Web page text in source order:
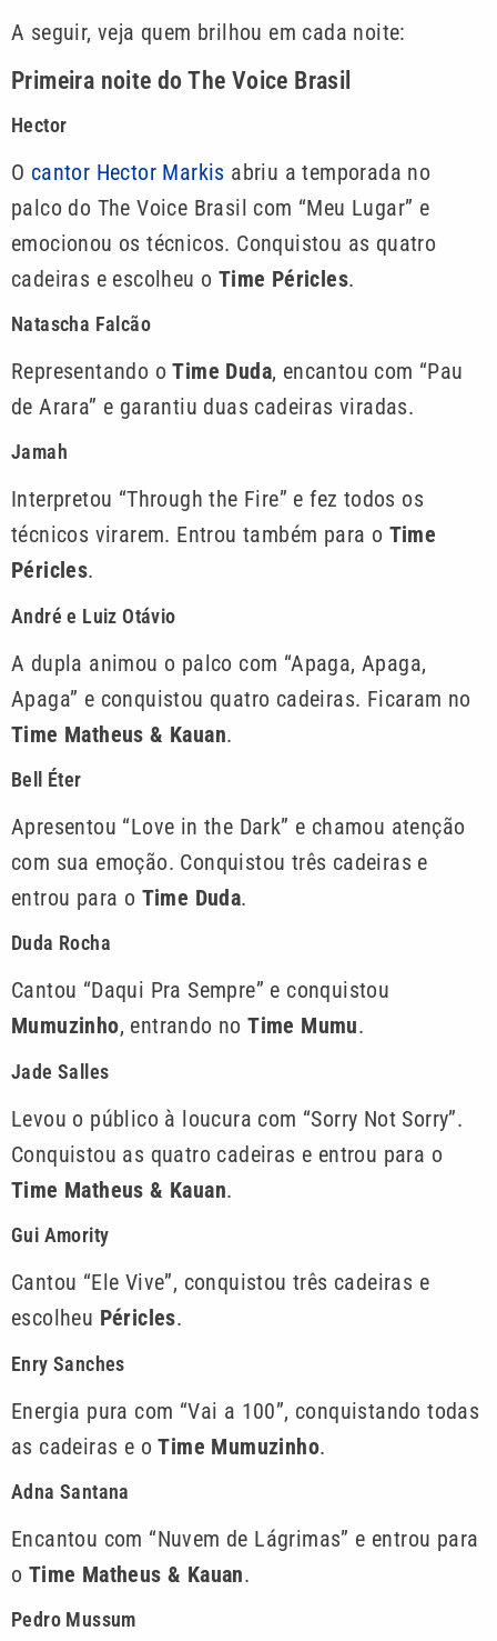
A seguir, veja quem brilhou em cada noite:
Primeira noite do The Voice Brasil
Hector
O cantor Hector Markis abriu a temporada no
palco do The Voice Brasil com “Meu Lugar” e
emocionou os técnicos. Conquistou as quatro
cadeiras e escolheu o Time Péricles.
Natascha Falcão
Representando oTime Duda, encantou com “Pau
de Arara” e garantiu duas cadeiras viradas.
Jamah
Interpretou “Through the Fire” e fez todos os
técnicos virarem. Entrou também para o Time
Péricles.
André e Luiz Otávio
A dupla animou o palco com “Apaga, Apaga,
Apaga” e conquistou quatro cadeiras. Ficaram no
Time Matheus & Kauan.
Bell Éter
Apresentou “Love in the Dark” e chamou atenção
com sua emoção. Conquistou três cadeiras e
entrou para o Time Duda.
Duda Rocha
Cantou “Daqui Pra Sempre” e conquistou
Mumuzinho, entrando noTime Mumu.
Jade Salles
Levou o público à loucura com “Sorry Not Sorry”.
Conquistou as quatro cadeiras e entrou para o
Time Matheus & Kauan.
Gui Amority
Cantou “Ele Vive”, conquistou três cadeiras e
escolheu Péricles.
Enry Sanches
Energia pura com “Vai a 100”, conquistando todas
as cadeiras e oTime Mumuzinho.
Adna Santana
Encantou com “Nuvem de Lágrimas” e entrou para
o Time Matheus & Kauan.
Pedro Mussum